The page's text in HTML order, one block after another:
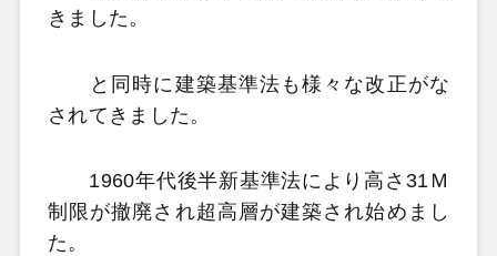
きました。
と同時に建築基準法も様々な改正がな
されてきました。
1960年代後半新基準法により高さ31Ｍ
制限が撤廃され超高層が建築され始めまし
た。